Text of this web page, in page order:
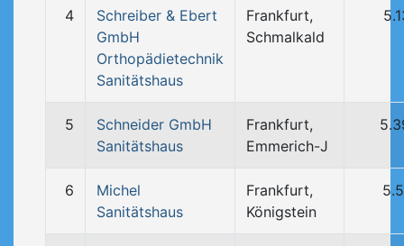
4
Schreiber & Ebert
GmbH
Orthopädietechnik
Sanitätshaus
Frankfurt,
Schmalkald
5
Schneider GmbH
Sanitätshaus
Frankfurt,
Emmerich-J
6
Michel
Sanitätshaus
Frankfurt,
Königstein